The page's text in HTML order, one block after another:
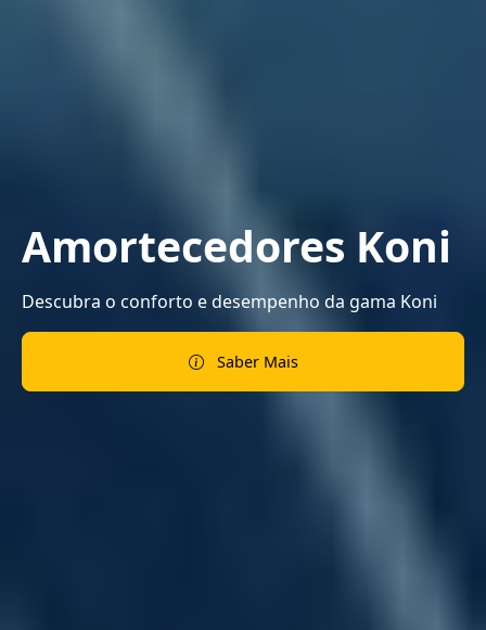
Amortecedores Koni
Descubra o conforto e desempenho da gama Koni
Saber Mais